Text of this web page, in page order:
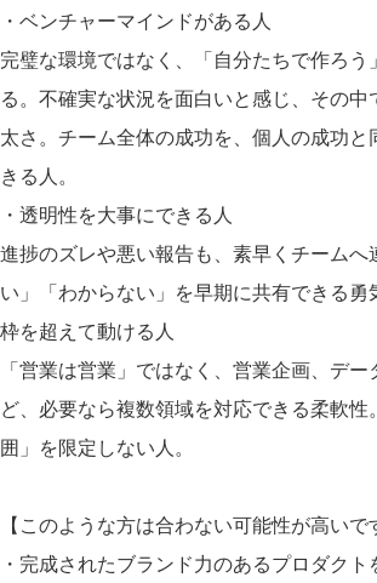
・ベンチャーマインドがある人
完璧な環境ではなく、「自分たちで作ろう
る。不確実な状況を面白いと感じ、その中
太さ。チーム全体の成功を、個人の成功と
きる人。
・透明性を大事にできる人
進捗のズレや悪い報告も、素早くチームへ
い」「わからない」を早期に共有できる勇
枠を超えて動ける人
「営業は営業」ではなく、営業企画、デ
ど、必要なら複数領域を対応できる柔軟性
囲」を限定しない人。
【このような方は合わない可能性が高いで
・完成されたブランド力のあるプロダク